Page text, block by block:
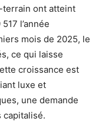
terrain ont atteint
l’année
mois de 2025, le
ce qui laisse
croissance est
luxe et
une demande
capitalisé.